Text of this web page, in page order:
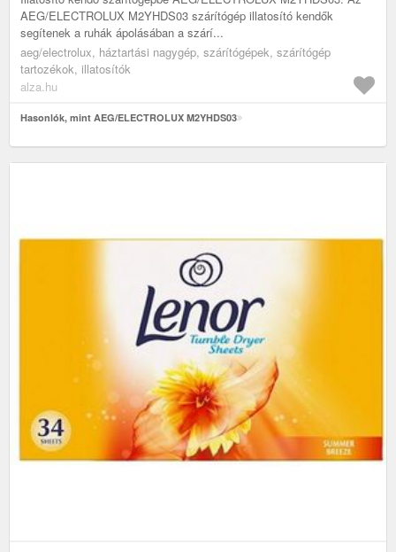
AEG/ELECTROLUX M2YHDS03 szárítógép illatosító kendők
segítenek a ruhák ápolásában a szárí...
aeg/electrolux, háztartási nagygép, szárítógépek, szárítógép
tartozékok, illatosítók
alza.hu
Hasonlók, mint AEG/ELECTROLUX M2YHDS03